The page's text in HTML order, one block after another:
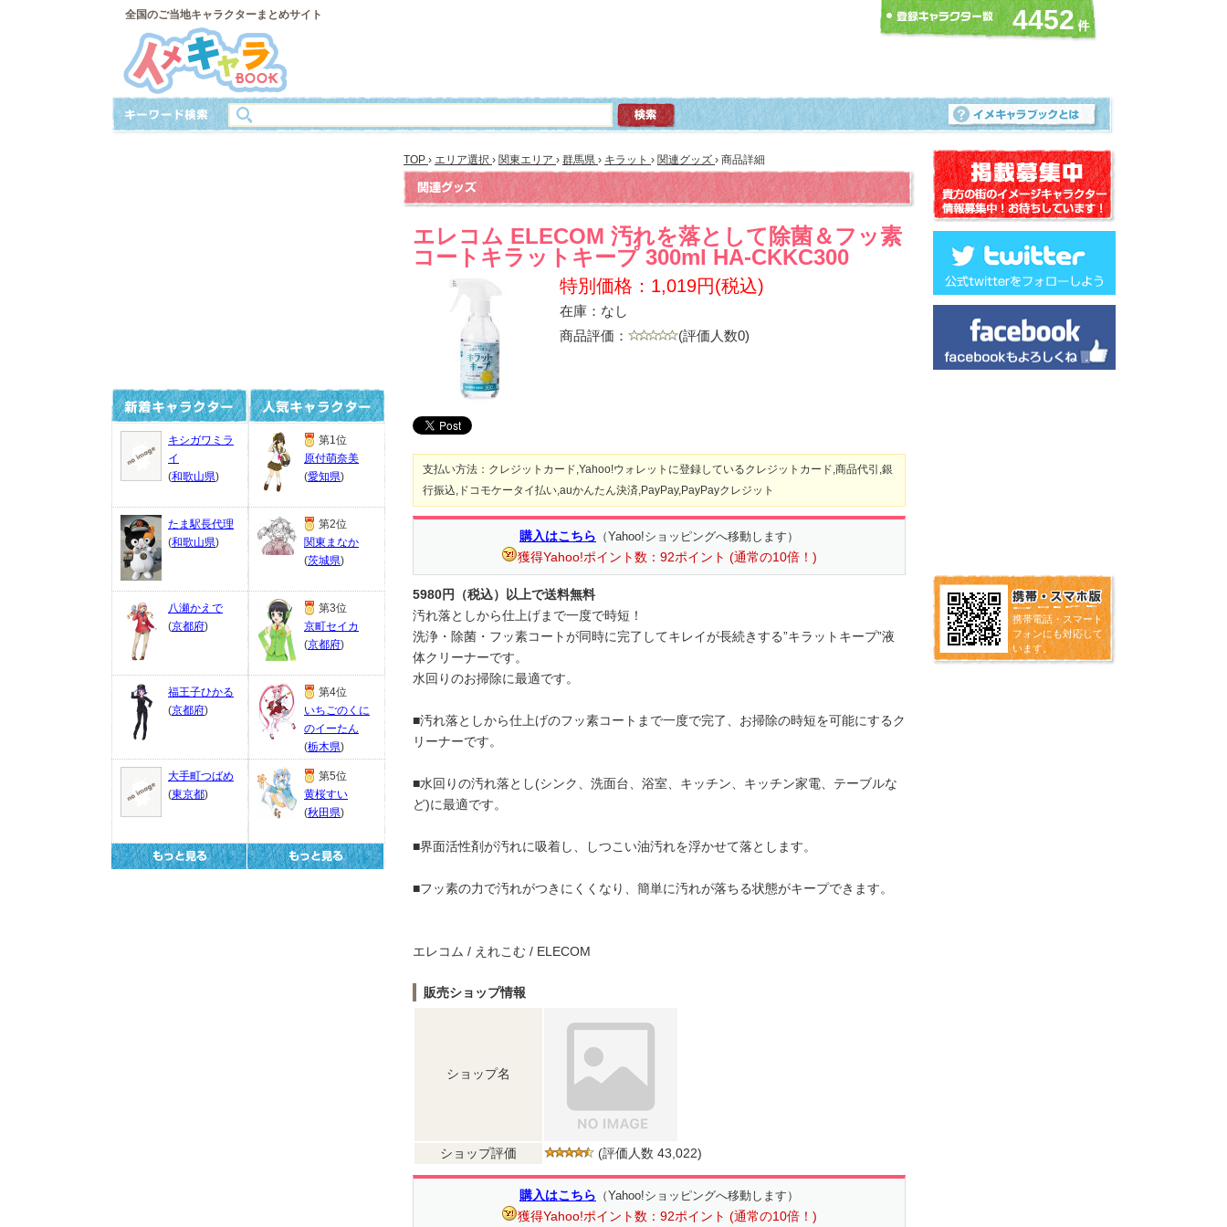
全国のご当地キャラクターまとめサイト 4452
キシガワミラ
イ
(和歌山県)
たま駅長代理
(和歌山県)
八瀬かえで
(京都府)
福王子ひかる
(京都府)
大手町つばめ
(東京都)
第1位
原付萌奈美
(愛知県)
第2位
関東まなか
(茨城県)
第3位
京町セイカ
(京都府)
第4位
いちごのくに
のイーたん
(栃木県)
第5位
黄桜すい
(秋田県)
TOP › エリア選択 › 関東エリア › 群馬県 › キラット › 関連グッズ › 商品詳細
エレコム ELECOM 汚れを落として除菌＆フッ素
コートキラットキープ 300ml HA-CKKC300
特別価格：1,019円(税込)
在庫：なし
商品評価：
(評価人数0)
支払い方法：クレジットカード,Yahoo!ウォレットに登録しているクレジットカード,商品代引,銀
行振込,ドコモケータイ払い,auかんたん決済,PayPay,PayPayクレジット
購入はこちら （Yahoo!ショッピングへ移動します）
獲得Yahoo!ポイント数：92ポイント (通常の10倍！)
5980円（税込）以上で送料無料
汚れ落としから仕上げまで一度で時短！
洗浄・除菌・フッ素コートが同時に完了してキレイが長続きする”キラットキープ”液
体クリーナーです。
水回りのお掃除に最適です。
■汚れ落としから仕上げのフッ素コートまで一度で完了、お掃除の時短を可能にするク
リーナーです。
■水回りの汚れ落とし(シンク、洗面台、浴室、キッチン、キッチン家電、テーブルな
ど)に最適です。
■界面活性剤が汚れに吸着し、しつこい油汚れを浮かせて落とします。
■フッ素の力で汚れがつきにくくなり、簡単に汚れが落ちる状態がキープできます。
エレコム / えれこむ / ELECOM
販売ショップ情報
ショップ名
ショップ評価 (評価人数 43,022)
購入はこちら （Yahoo!ショッピングへ移動します）
獲得Yahoo!ポイント数：92ポイント (通常の10倍！)
携帯電話・スマート
フォンにも対応して
います。